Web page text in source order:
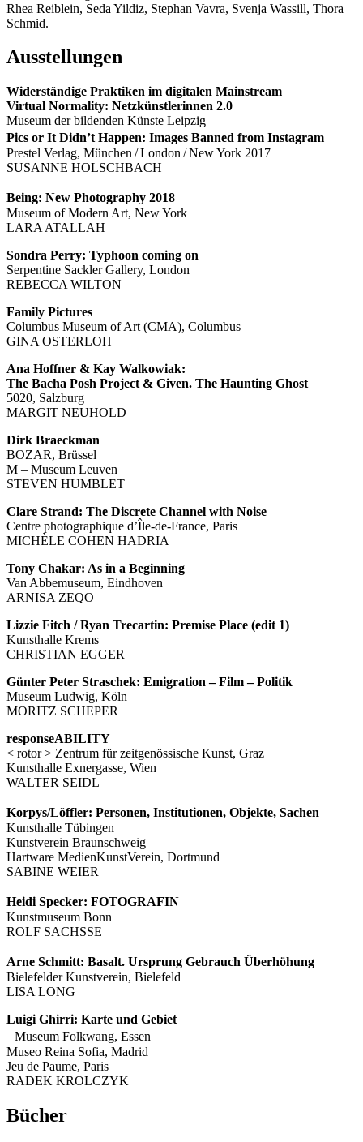
Rhea Reiblein, Seda Yildiz, Stephan Vavra, Svenja Wassill, Thora
Schmid.
Ausstellungen
Widerständige Praktiken im digitalen Mainstream
Virtual Normality: Netzkünstlerinnen 2.0
Museum der bildenden Künste Leipzig
Pics or It Didn’t Happen: Images Banned from Instagram
Prestel Verlag, München / London / New York 2017
SUSANNE HOLSCHBACH
Being: New Photography 2018
Museum of Modern Art, New York
LARA ATALLAH
Sondra Perry: Typhoon coming on
Serpentine Sackler Gallery, London
REBECCA WILTON
Family Pictures
Columbus Museum of Art (CMA), Columbus
GINA OSTERLOH
Ana Hoffner & Kay Walkowiak:
The Bacha Posh Project & Given. The Haunting Ghost
5020, Salzburg
MARGIT NEUHOLD
Dirk Braeckman
BOZAR, Brüssel
M – Museum Leuven
STEVEN HUMBLET
Clare Strand: The Discrete Channel with Noise
Centre photographique d’Île-de-France, Paris
MICHÈLE COHEN HADRIA
Tony Chakar: As in a Beginning
Van Abbemuseum, Eindhoven
ARNISA ZEQO
Lizzie Fitch / Ryan Trecartin: Premise Place (edit 1)
Kunsthalle Krems
CHRISTIAN EGGER
Günter Peter Straschek: Emigration – Film – Politik
Museum Ludwig, Köln
MORITZ SCHEPER
responseABILITY
< rotor > Zentrum für zeitgenössische Kunst, Graz
Kunsthalle Exnergasse, Wien
WALTER SEIDL
Korpys/Löffler: Personen, Institutionen, Objekte, Sachen
Kunsthalle Tübingen
Kunstverein Braunschweig
Hartware MedienKunstVerein, Dortmund
SABINE WEIER
Heidi Specker: FOTOGRAFIN
Kunstmuseum Bonn
ROLF SACHSSE
Arne Schmitt: Basalt. Ursprung Gebrauch Überhöhung
Bielefelder Kunstverein, Bielefeld
LISA LONG
Luigi Ghirri: Karte und Gebiet
Museum Folkwang, Essen
Museo Reina Sofia, Madrid
Jeu de Paume, Paris
RADEK KROLCZYK
Bücher